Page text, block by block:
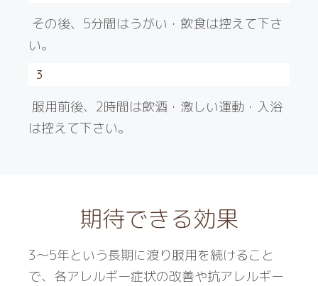
その後、5分間はうがい・飲食は控えて下さ
い。
3
服用前後、2時間は飲酒・激しい運動・入浴
は控えて下さい。
期待できる効果
3〜5年という長期に渡り服用を続けること
で、各アレルギー症状の改善や抗アレルギー